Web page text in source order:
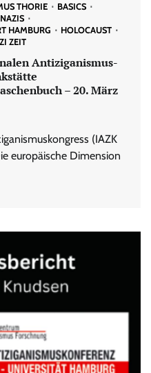
THORIE
BASICS
HAMBURG
HOLOCAUST
ZEIT
Antiziganismus-
– 20. März
(IAZK
europäische Dimension